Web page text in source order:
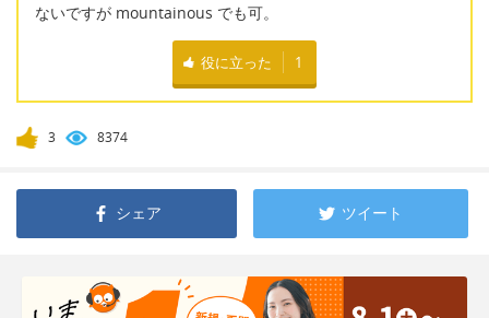
ないですが mountainous でも可。
役に立った 1
3 8374
シェア ツイート